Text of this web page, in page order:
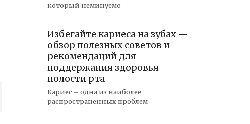
который неминуемо
Избегайте кариеса на зубах —
обзор полезных советов и
рекомендаций для
поддержания здоровья
полости рта
Кариес – одна из наиболее
распространенных проблем